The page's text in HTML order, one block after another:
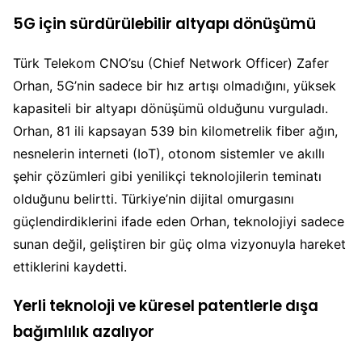
5G için sürdürülebilir altyapı dönüşümü
Türk Telekom CNO’su (Chief Network Officer) Zafer
Orhan, 5G’nin sadece bir hız artışı olmadığını, yüksek
kapasiteli bir altyapı dönüşümü olduğunu vurguladı.
Orhan, 81 ili kapsayan 539 bin kilometrelik fiber ağın,
nesnelerin interneti (IoT), otonom sistemler ve akıllı
şehir çözümleri gibi yenilikçi teknolojilerin teminatı
olduğunu belirtti. Türkiye’nin dijital omurgasını
güçlendirdiklerini ifade eden Orhan, teknolojiyi sadece
sunan değil, geliştiren bir güç olma vizyonuyla hareket
ettiklerini kaydetti.
Yerli teknoloji ve küresel patentlerle dışa
bağımlılık azalıyor